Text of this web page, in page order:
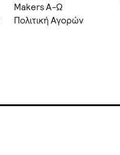
Makers A-Ω
Πολιτική Αγορών